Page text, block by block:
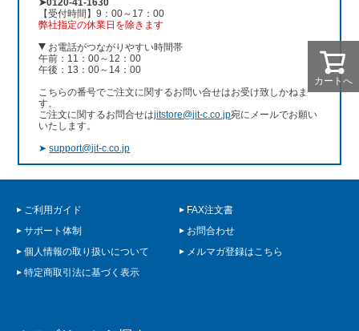
カートへ
➤0120-41-1630
【受付時間】9：00～17：00
弊社指定の休業日を除きます
お電話がつながりやすい時間帯
午前：11：00～12：00
午後：13：00～14：00
こちらの番号でご注文に関するお問い合せはお受け致しかねま
す。
ご注文に関するお問合せはjitstore@jit-c.co.jp宛にメールでお願い
いたします。
➤support@jit-c.co.jp
ご利用ガイド
FAX注文書
サポート体制
お問合わせ
個人情報の取り扱いについて
メルマガ登録はこちら
特定商取引法に基づく表示